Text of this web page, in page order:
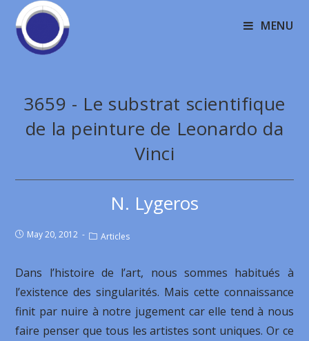
MENU
3659 - Le substrat scientifique
de la peinture de Leonardo da
Vinci
N. Lygeros
May 20, 2012 Articles
Dans l’histoire de l’art, nous sommes habitués à
l’existence des singularités. Mais cette connaissance
finit par nuire à notre jugement car elle tend à nous
faire penser que tous les artistes sont uniques. Or ce